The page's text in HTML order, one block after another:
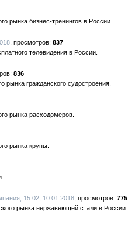
рынка бизнес-тренингов в России.
837
телевидения в России.
836
рынка гражданского судостроения.
рынка расходомеров.
рынка крупы.
15:02, 10.01.2018
775
рынка нержавеющей стали в России.